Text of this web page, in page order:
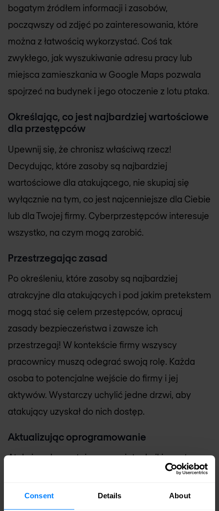
Consent Details About
bogatym źródłem informacji i zasobów,
począwszy od zdjęć po zainteresowania, które
można z łatwością wykorzystać. Coś tak
zwykłego, jak wyszukiwanie adresu pracy lub
miejsca zamieszkania w Google Maps pozwala
spojrzeć na budynek i jego otoczenie z lotu ptaka.
Określając, co jest najbardziej wartościowe
dla przestępców
Upewnij się, że chronisz właściwą rzecz!
Decydując, które zasoby są najbardziej
wartościowe dla atakującego, nie skupiaj się
wyłącznie na tym, co jest najcenniejsze dla Ciebie
lub dla Twojej firmy. Cyberprzestępców interesuje
wszystko, na czym mogą zarobić.
Przestrzegając zasad
Po określeniu, które zasoby są najbardziej
atrakcyjne dla atakujących i pod jakim pretekstem
mogą stać się celem przestępców, opracuj
zasady bezpieczeństwa i zawsze ich
przestrzegaj! W kontekście firmy wszyscy
pracownicy muszą odegrać swoją rolę. Każda
osoba to potencjalne wejście do firmy i jej
aktywów. Wystarczy uchylić jedne drzwi, aby
atakujący uzyskał do nich dostęp.
Aktualizując oprogramowanie
Atakujący korzystający z socjotechniki często
próbują ustalić, czy używasz niezatwierdzonego,
nieaktualnego oprogramowania. Bycie na
bieżąco z poprawkami i aktualizowanie